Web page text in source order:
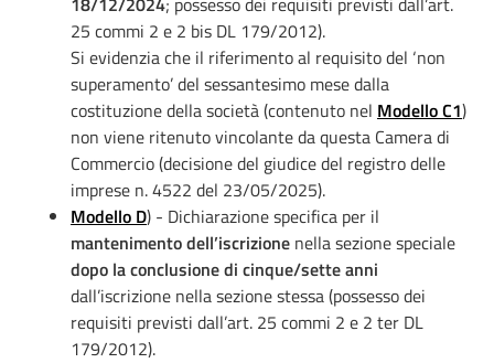
25 commi 2 e 2 bis DL 179/2012).
Si evidenzia che il riferimento al requisito del ‘non
superamento’ del sessantesimo mese dalla
costituzione della società (contenuto nel Modello C1)
non viene ritenuto vincolante da questa Camera di
Commercio (decisione del giudice del registro delle
imprese n. 4522 del 23/05/2025).
Modello D) - Dichiarazione specifica per il
mantenimento dell’iscrizione nella sezione speciale
dopo la conclusione di cinque/sette anni
dall’iscrizione nella sezione stessa (possesso dei
requisiti previsti dall’art. 25 commi 2 e 2 ter DL
179/2012).